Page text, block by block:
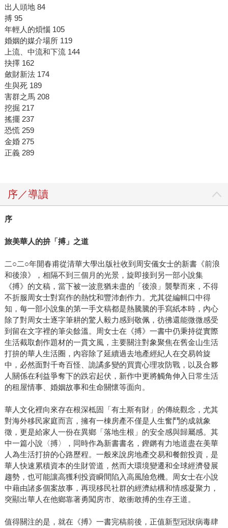
出人頭地 84
搏 95
年輕人的煩惱 105
婚姻的媒介場所 119
上流、中流和下流 144
抉擇 162
斂財新法 174
生與死 189
害群之馬 208
挖掘 217
搖擺 237
恐慌 259
金婚 275
正義 289
序／導讀
序
旅美華人的拚「搏」之道
二○二○年開春甫從清華大學出版社收到周安儀女士的新書《前浪
和後浪》，相隔不到三個月的光景，旋即接到另一部小說集
《搏》的文稿，當下被一波意猶未盡的「後浪」襲擊而來，不得
不折服周女士對寫作的熱忱和豐沛創作力。尤其從編輯口中得
知，每一部小說集的第一手文稿都是熱騰騰的手寫紙本時，內心
除了對周女士逐字筆耕的驚人毅力感到敬佩，彷彿還能微微感受
到留在文字裡的筆尖餘溫。周女士在《搏》一書中仍秉持從實際
生活截取創作題材的一貫文風，主要關注對象聚焦在舊金山生活
打拚的華人生活圈，內容除了延續過去地產經紀人在交易斡旋
中，必然面對千奇百怪、詭譎多變的買賣心理攻防戰，以及合夥
人關係在利益爭奪下的跌宕起伏，新作中更將觸角伸入日常生活
的租屋情事、婚姻故事和生命關懷等面向。
華人文化裡向來存在根深柢固「有土斯有財」的傳統觀念，尤其
對海外移民家庭而言，擁有一棟房產不僅是人生奮鬥的成就象
徵，更是給家人一份在異鄉「落地生根」的安全感與歸屬感。其
中一篇小說〈搏〉，同時作為新書書名，鏗鏘有力地道盡在美華
人為生活打拚的心路歷程。一般來說房地產交易和餐館投資，是
華人快速累積資本的生財管道，然而大環境變遷和全球經濟發展
趨勢，也可能讓高獲利投資瞬間陷入高風險危機。周女士在小說
中藉由諸多個案故事，再現移民社群的經濟結構和情感凝聚力，
突顯出華人在他鄉靠著勇闖房市、敢衝敢搏的生存王道。
值得關注的是，就在《搏》一書完稿前後，正值新型冠狀病毒肆